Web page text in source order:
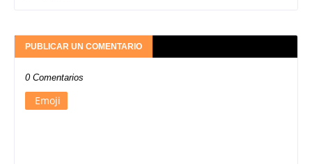
PUBLICAR UN COMENTARIO
0 Comentarios
Emoji